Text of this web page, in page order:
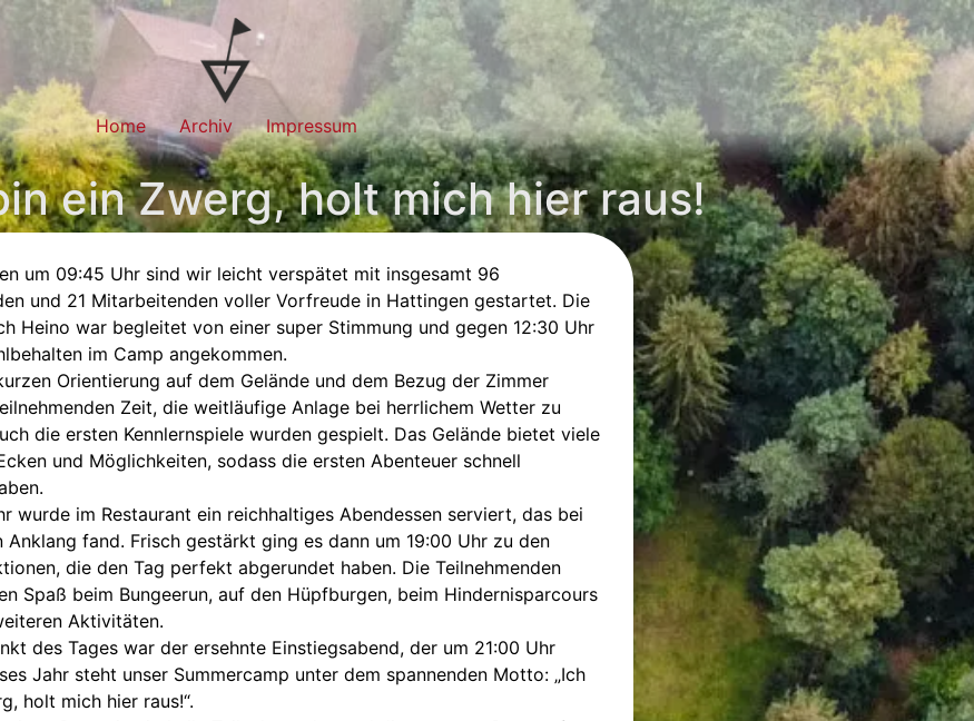
Home Archiv Impressum
ein Zwerg, holt mich hier raus!
um 09:45 Uhr sind wir leicht verspätet mit insgesamt 96
und 21 Mitarbeitenden voller Vorfreude in Hattingen gestartet. Die
Heino war begleitet von einer super Stimmung und gegen 12:30 Uhr
im Camp angekommen.
Orientierung auf dem Gelände und dem Bezug der Zimmer
Zeit, die weitläufige Anlage bei herrlichem Wetter zu
die ersten Kennlernspiele wurden gespielt. Das Gelände bietet viele
und Möglichkeiten, sodass die ersten Abenteuer schnell
wurde im Restaurant ein reichhaltiges Abendessen serviert, das bei
Anklang fand. Frisch gestärkt ging es dann um 19:00 Uhr zu den
die den Tag perfekt abgerundet haben. Die Teilnehmenden
Spaß beim Bungeerun, auf den Hüpfburgen, beim Hindernisparcours
Aktivitäten.
des Tages war der ersehnte Einstiegsabend, der um 21:00 Uhr
Jahr steht unser Summercamp unter dem spannenden Motto: „Ich
holt mich hier raus!“.